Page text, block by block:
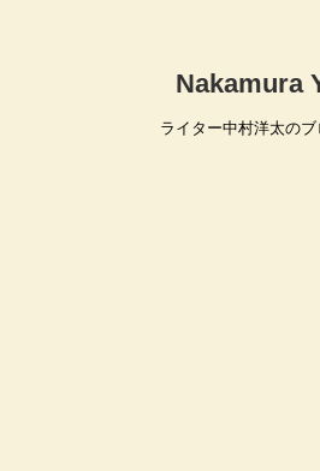
Nakamura
ライター中村洋太のブ